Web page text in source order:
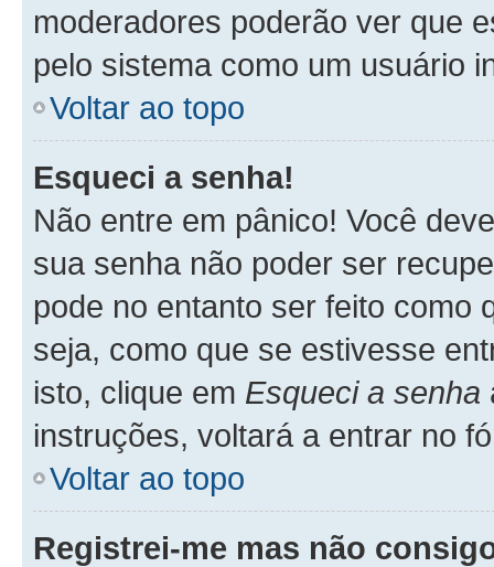
moderadores poderão ver que
pelo sistema como um usuário
Voltar ao topo
Esqueci a senha!
Não entre em pânico! Você
sua senha não poder ser
pode no entanto ser feito como
seja, como que se estivesse
isto, clique em Esqueci a senha
instruções, voltará a entrar no
Voltar ao topo
Registrei-me mas não